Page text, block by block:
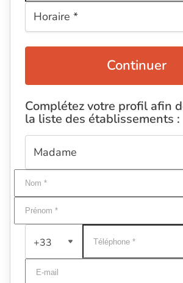
Continuer
Complétez votre profil afin
la liste des établissements :
+33